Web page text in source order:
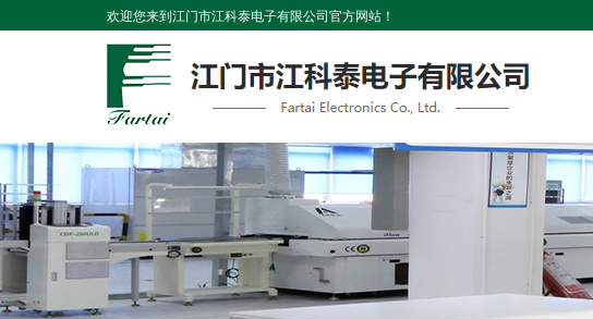
欢迎您来到江门市江科泰电子有限公司官方网站！